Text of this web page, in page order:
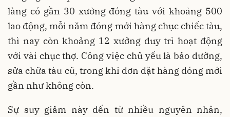
làng có gần 30 xưởng đóng tàu với khoảng 500
lao động, mỗi năm đóng mới hàng chục chiếc tàu,
thì nay còn khoảng 12 xưởng duy trì hoạt động
với vài chục thợ. Công việc chủ yếu là bảo dưỡng,
sửa chữa tàu cũ, trong khi đơn đặt hàng đóng mới
gần như không còn.
Sự suy giảm này đến từ nhiều nguyên nhân,